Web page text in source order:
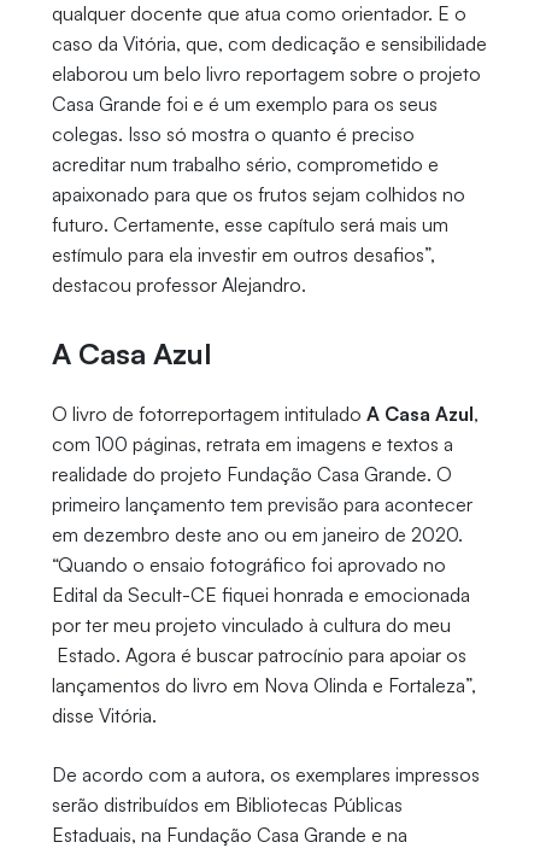
qualquer docente que atua como orientador. E o
caso da Vitória, que, com dedicação e sensibilidade
elaborou um belo livro reportagem sobre o projeto
Casa Grande foi e é um exemplo para os seus
colegas. Isso só mostra o quanto é preciso
acreditar num trabalho sério, comprometido e
apaixonado para que os frutos sejam colhidos no
futuro. Certamente, esse capítulo será mais um
estímulo para ela investir em outros desafios”,
destacou professor Alejandro.
A Casa Azul
O livro de fotorreportagem intitulado A Casa Azul,
com 100 páginas, retrata em imagens e textos a
realidade do projeto Fundação Casa Grande. O
primeiro lançamento tem previsão para acontecer
em dezembro deste ano ou em janeiro de 2020.
“Quando o ensaio fotográfico foi aprovado no
Edital da Secult-CE fiquei honrada e emocionada
por ter meu projeto vinculado à cultura do meu
Estado. Agora é buscar patrocínio para apoiar os
lançamentos do livro em Nova Olinda e Fortaleza”,
disse Vitória.
De acordo com a autora, os exemplares impressos
serão distribuídos em Bibliotecas Públicas
Estaduais, na Fundação Casa Grande e na